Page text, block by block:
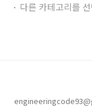
다른 카테고리를